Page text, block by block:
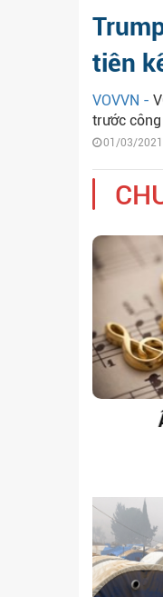
tiên
VOVVN -
trước
01/03/2021